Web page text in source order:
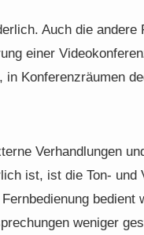
Auch die andere
einer
Konferenzräumen
Verhandlungen
ist, ist die Ton- und
bedient
weniger